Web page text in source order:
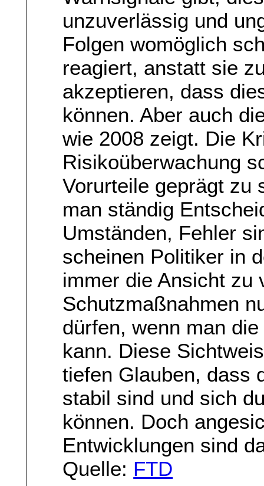
unzuverlässig und
Folgen womöglich
reagiert, anstatt sie
akzeptieren, dass
können. Aber auch
wie 2008 zeigt. Die
Risikoüberwachung
Vorurteile geprägt zu
man ständig
Umständen, Fehler
scheinen Politiker in
immer die Ansicht zu
Schutzmaßnahmen
dürfen, wenn man
kann. Diese
tiefen Glauben, dass
stabil sind und sich
können. Doch
Entwicklungen sind
Quelle: FTD